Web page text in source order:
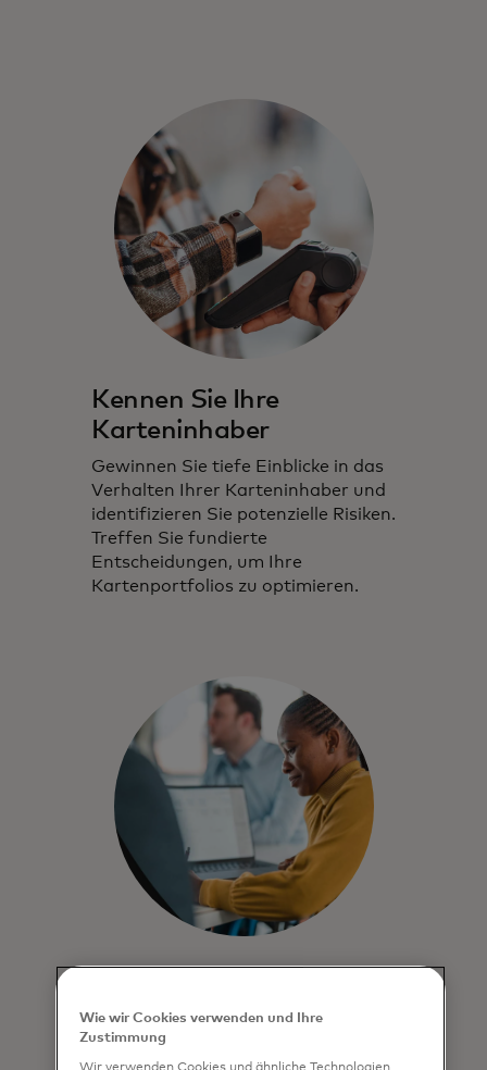
Kennen Sie Ihre
Karteninhaber
Gewinnen Sie tiefe Einblicke in das
Verhalten Ihrer Karteninhaber und
identifizieren Sie potenzielle Risiken.
Treffen Sie fundierte
Entscheidungen, um Ihre
Kartenportfolios zu optimieren.
KI-gestützt
Wie wir Cookies verwenden und Ihre
Zustimmung
Wir verwenden Cookies und ähnliche Technologien